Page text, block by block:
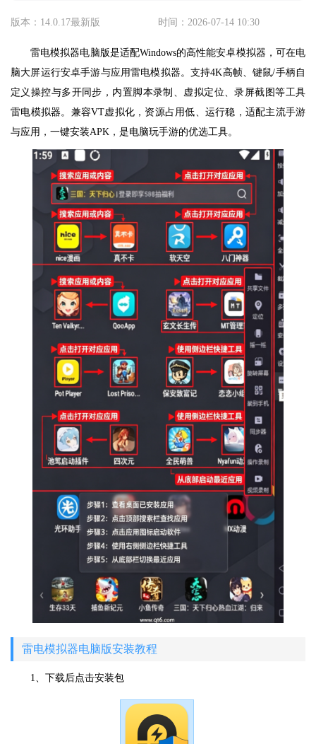
版本：14.0.17最新版 时间：2026-07-14 10:30
雷电模拟器电脑版是适配Windows的高性能安卓模拟器，可在电
脑大屏运行安卓手游与应用雷电模拟器。支持4K高帧、键鼠/手柄自
定义操控与多开同步，内置脚本录制、虚拟定位、录屏截图等工具
雷电模拟器。兼容VT虚拟化，资源占用低、运行稳，适配主流手游
与应用，一键安装APK，是电脑玩手游的优选工具。
雷电模拟器电脑版安装教程
1、下载后点击安装包